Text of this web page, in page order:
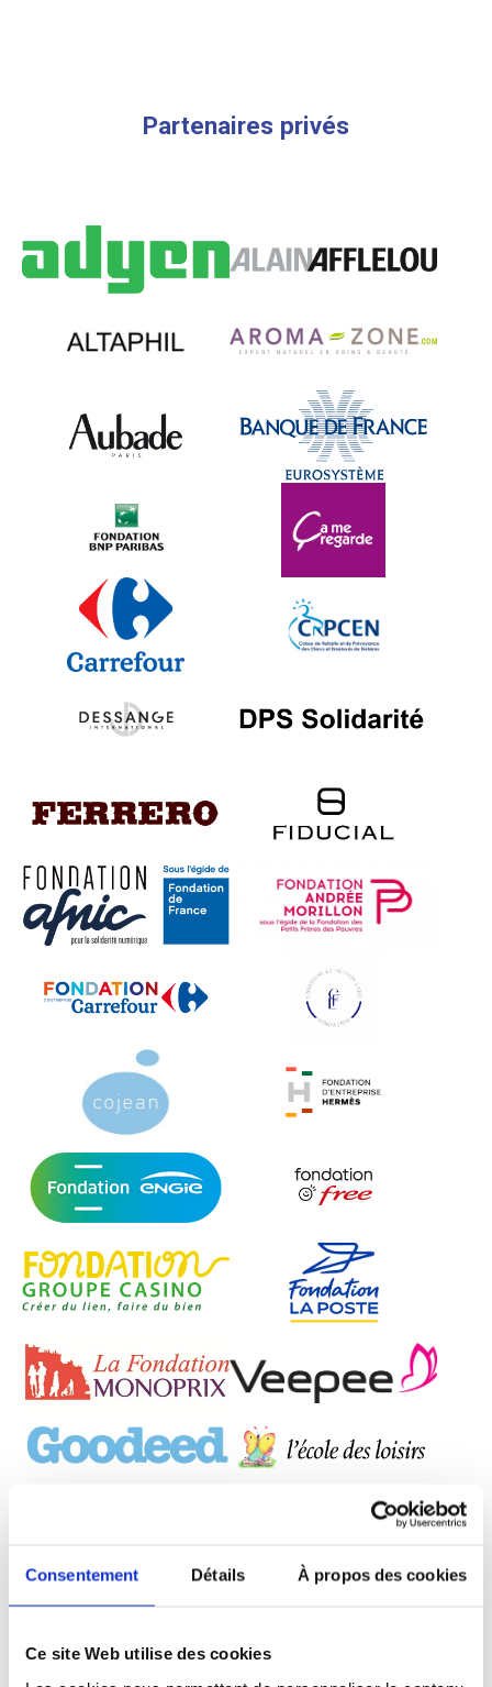
Consentement Détails À propos des cookies
Ce site Web utilise des cookies
Partenaires privés